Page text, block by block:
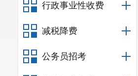
行政事业性收费
减税降费
公务员招考